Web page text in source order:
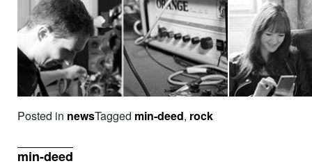
Posted in newsTagged min-deed, rock
min-deed